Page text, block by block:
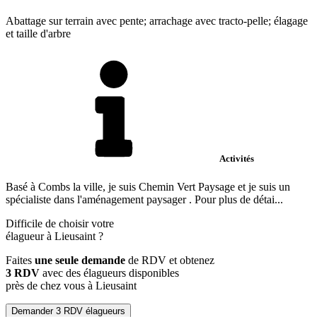
Abattage sur terrain avec pente; arrachage avec tracto-pelle; élagage
et taille d'arbre
Activités
Basé à Combs la ville, je suis Chemin Vert Paysage et je suis un
spécialiste dans l'aménagement paysager . Pour plus de détai...
Difficile de choisir votre
élagueur à Lieusaint ?
Faites une seule demande de RDV et obtenez
3 RDV avec des élagueurs disponibles
près de chez vous à Lieusaint
Demander 3 RDV élagueurs